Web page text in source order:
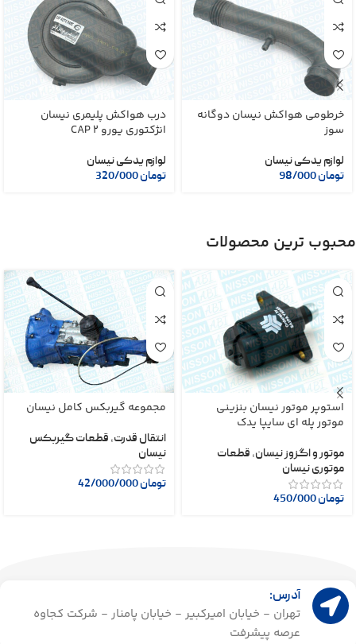
خرطومی هواکش نیسان دوگانه
سوز
لوازم یدکی نیسان
تومان
درب هواکش پلیمری نیسان
انژکتوری یورو 2 CAP
لوازم یدکی نیسان
تومان
محبوب ترین محصولات
استوپر موتور نیسان بنزینی
موتور پله ای سایپا یدک
موتور و اگزوز نیسان, قطعات
موتوری نیسان
تومان
مجموعه گیربکس کامل نیسان
انتقال قدرت, قطعات گیربکس
نیسان
تومان
آدرس:
تهران - خیابان امیرکبیر - خیابان پامنار - شرکت کجاوه
عرصه پیشرفت